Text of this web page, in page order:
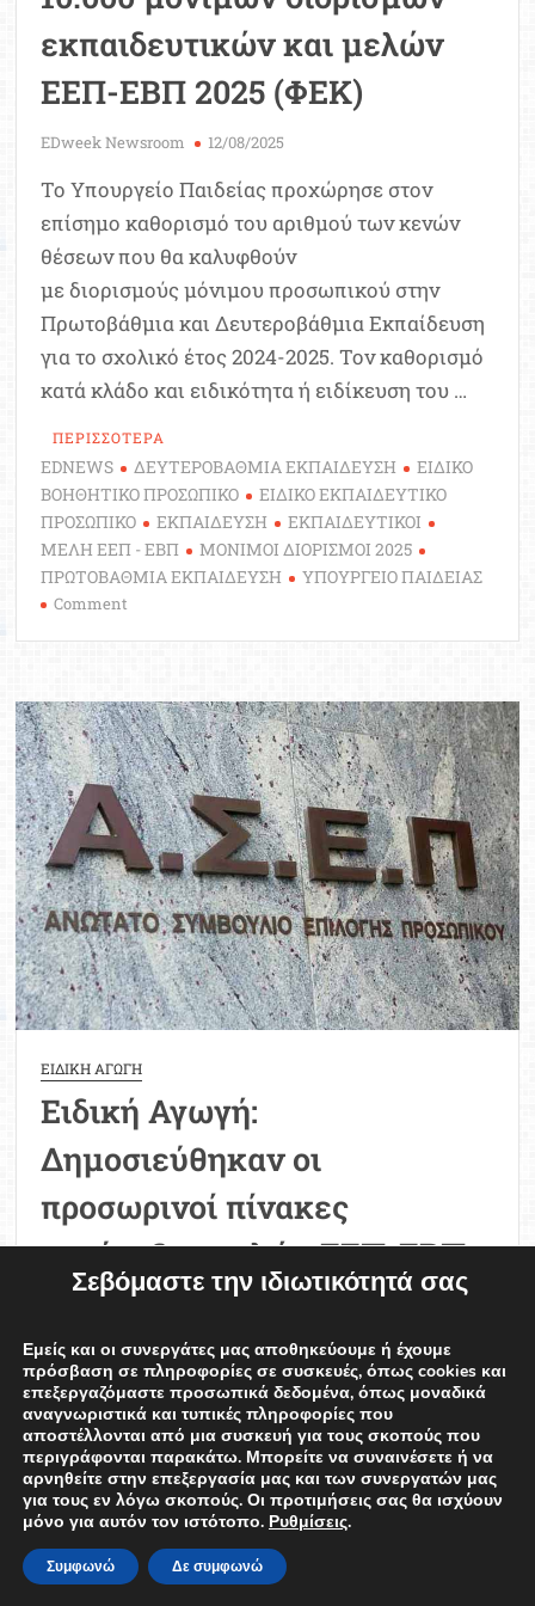
εκπαιδευτικών και μελών
ΕΕΠ-ΕΒΠ 2025 (ΦΕΚ)
EDweek Newsroom 12/08/2025
Το Υπουργείο Παιδείας προχώρησε στον
επίσημο καθορισμό του αριθμού των κενών
θέσεων που θα καλυφθούν
με διορισμούς μόνιμου προσωπικού στην
Πρωτοβάθμια και Δευτεροβάθμια Εκπαίδευση
για το σχολικό έτος 2024-2025. Τον καθορισμό
κατά κλάδο και ειδικότητα ή ειδίκευση του …
ΠΕΡΙΣΣΟΤΕΡΑ
EDNEWS ΔΕΥΤΕΡΟΒΑΘΜΙΑ ΕΚΠΑΙΔΕΥΣΗ
ΕΙΔΙΚΟ
ΒΟΗΘΗΤΙΚΟ ΠΡΟΣΩΠΙΚΟ
ΕΙΔΙΚΟ ΕΚΠΑΙΔΕΥΤΙΚΟ
ΠΡΟΣΩΠΙΚΟ
ΕΚΠΑΙΔΕΥΣΗ
ΕΚΠΑΙΔΕΥΤΙΚΟΙ
ΜΕΛΗ ΕΕΠ - ΕΒΠ
ΜΟΝΙΜΟΙ ΔΙΟΡΙΣΜΟΙ 2025
ΠΡΩΤΟΒΑΘΜΙΑ ΕΚΠΑΙΔΕΥΣΗ
ΥΠΟΥΡΓΕΙΟ ΠΑΙΔΕΙΑΣ
Comment
10.000
μόνιμων
διορισμών
εκπαιδευτικών
και
μελών
ΕΕΠ-
ΕΒΠ
2025
(ΦΕΚ)
ΕΙΔΙΚΗ ΑΓΩΓΗ
Ειδική Αγωγή:
Δημοσιεύθηκαν οι
προσωρινοί πίνακες
κατάταξης μελών ΕΕΠ-ΕΒΠ
προκηρύξεων 1ΕΑ/2025 και
2ΕΑ/2025
EDweek Newsroom 11/08/2025
Το ΑΣΕΠ δημοσίευσε πριν από λίγα λεπτά τους
προσωρινούς πίνακες μελών ΕΕΠ-ΕΒΠ
προκηρύξεων 1ΕΑ/2025 και 2ΕΑ/2025 Ειδικής
Αγωγής. Ειδική Αγωγή: Εκδόθηκαν οι
προσωρινοί πίνακες ΑΣΕΠ 1ΕΑ, 2ΕΑ/2025
Σεβόμαστε την ιδιωτικότητά σας
Εμείς και οι συνεργάτες μας αποθηκεύουμε ή έχουμε
πρόσβαση σε πληροφορίες σε συσκευές, όπως cookies και
επεξεργαζόμαστε προσωπικά δεδομένα, όπως μοναδικά
αναγνωριστικά και τυπικές πληροφορίες που
αποστέλλονται από μια συσκευή για τους σκοπούς που
περιγράφονται παρακάτω. Μπορείτε να συναινέσετε ή να
αρνηθείτε στην επεξεργασία μας και των συνεργατών μας
για τους εν λόγω σκοπούς. Οι προτιμήσεις σας θα ισχύουν
μόνο για αυτόν τον ιστότοπο. Ρυθμίσεις.
Συμφωνώ Δε συμφωνώ